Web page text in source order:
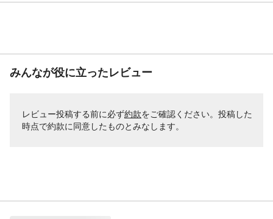
みんなが役に立ったレビュー
レビュー投稿する前に必ず約款をご確認ください。投稿した
時点で約款に同意したものとみなします。